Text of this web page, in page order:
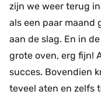
zijn we weer terug
als een paar maand
aan de slag. En in
grote oven, erg fijn!
succes. Bovendien
teveel aten en zelfs